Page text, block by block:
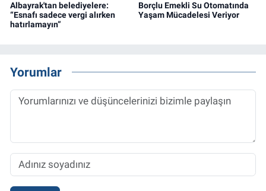
Albayrak'tan belediyelere:
“Esnafı sadece vergi alırken
hatırlamayın”
Borçlu Emekli Su Otomatında
Yaşam Mücadelesi Veriyor
Yorumlar